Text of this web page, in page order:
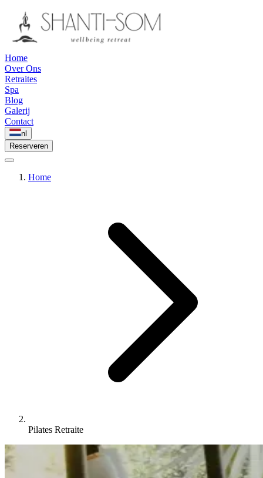
Home
Over Ons
Retraites
Spa
Blog
Galerij
Contact
nl
Reserveren
Home
Pilates Retraite